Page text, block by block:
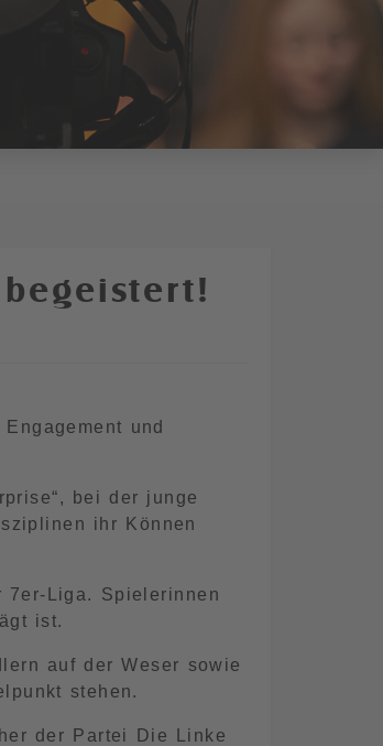
und
bei der junge
ihr Können
7er-Liga. Spielerinnen
ist.
auf der Weser sowie
stehen.
der Partei Die Linke